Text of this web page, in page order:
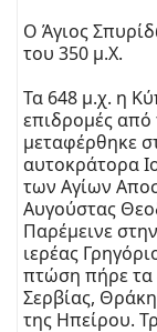
Ο Άγιος
του 350 μ.Χ.
Τα 648 μ.χ. η
επιδρομές από
μεταφέρθηκε
αυτοκράτορα
των Αγίων
Αυγούστας
Παρέμεινε
ιερέας
πτώση πήρε τα
Σερβίας,
της Ηπείρου.